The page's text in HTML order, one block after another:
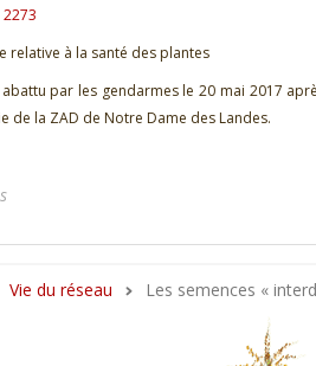
relative à la santé des plantes
par les gendarmes le 20 mai 2017
la ZAD de Notre Dame des Landes.
Vie du réseau Les semences «